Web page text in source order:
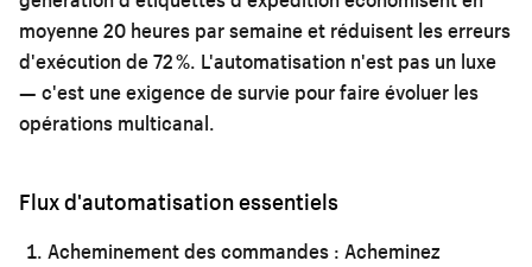
moyenne 20 heures par semaine et réduisent les erreurs
d'exécution de 72 %. L'automatisation n'est pas un luxe
— c'est une exigence de survie pour faire évoluer les
opérations multicanal.
Flux d'automatisation essentiels
Acheminement des commandes : Acheminez